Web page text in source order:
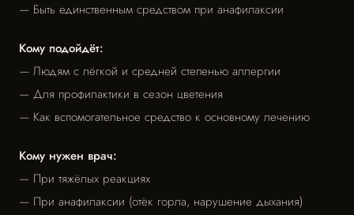
— Быть единственным средством при анафилаксии
Кому подойдёт:
— Людям с лёгкой и средней степенью аллергии
— Для профилактики в сезон цветения
— Как вспомогательное средство к основному лечению
Кому нужен врач:
— При тяжёлых реакциях
— При анафилаксии (отёк горла, нарушение дыхания)